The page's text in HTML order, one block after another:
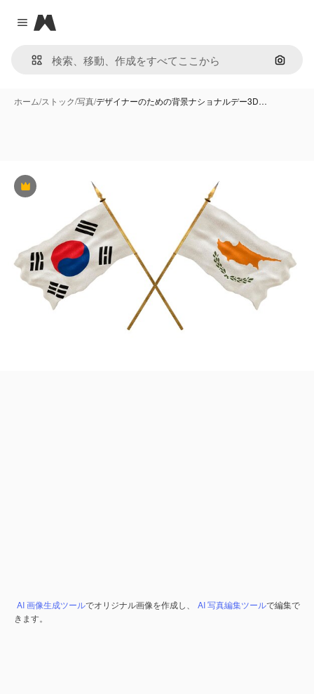
Close menu
Magnific
画像で
ホーム/ストック/写真/デザイナーのための背景ナショナルデー3D…
Premium
AI 画像生成ツールでオリジナル画像を作成し、 AI 写真編集ツールで編集で
きます。